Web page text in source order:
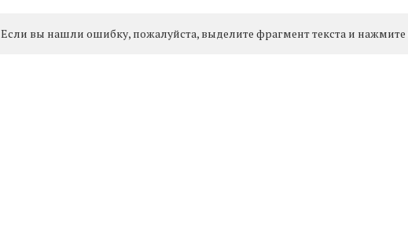
Eсли вы нашли ошибку, пожалуйста, выделите фрагмент текста и нажмите